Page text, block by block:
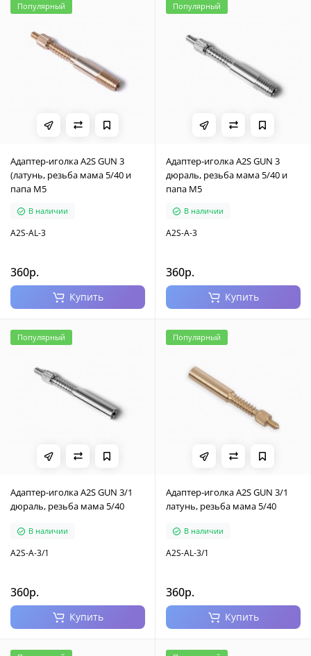
Популярный
Адаптер-иголка A2S GUN 3
(латунь, резьба мама 5/40 и
папа М5
В наличии
A2S-AL-3
360р.
Купить
Популярный
Адаптер-иголка A2S GUN 3
дюраль, резьба мама 5/40 и
папа М5
В наличии
A2S-A-3
360р.
Купить
Популярный
Адаптер-иголка A2S GUN 3/1
дюраль, резьба мама 5/40
В наличии
A2S-A-3/1
360р.
Купить
Популярный
Адаптер-иголка A2S GUN 3/1
латунь, резьба мама 5/40
В наличии
A2S-AL-3/1
360р.
Купить